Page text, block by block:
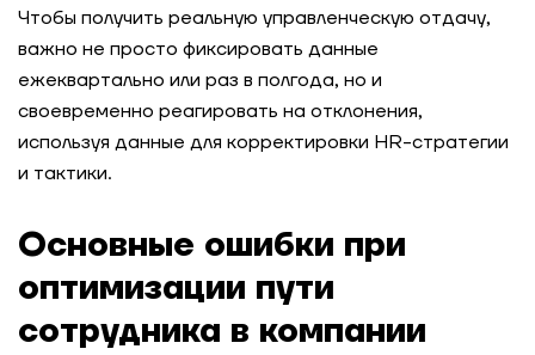
Чтобы получить реальную управленческую отдачу,
важно не просто фиксировать данные
ежеквартально или раз в полгода, но и
своевременно реагировать на отклонения,
используя данные для корректировки HR-стратегии
и тактики.
Основные ошибки при
оптимизации пути
сотрудника в компании